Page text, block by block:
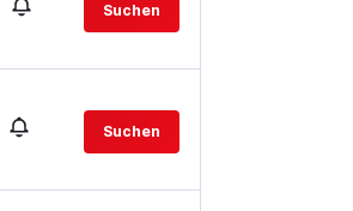
Suchen
Suchen